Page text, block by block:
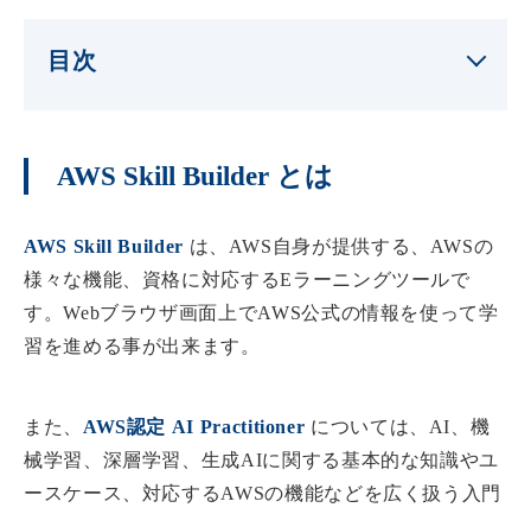
目次
AWS Skill Builder とは
AWS Skill Builder は、AWS自身が提供する、AWSの
様々な機能、資格に対応するEラーニングツールで
す。Webブラウザ画面上でAWS公式の情報を使って学
習を進める事が出来ます。
また、 AWS認定 AI Practitioner については、AI、機
械学習、深層学習、生成AIに関する基本的な知識やユ
ースケース、対応するAWSの機能などを広く扱う入門